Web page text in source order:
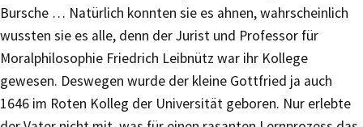
Bursche … Natürlich konnten sie es ahnen, wahrscheinlich
wussten sie es alle, denn der Jurist und Professor für
Moralphilosophie Friedrich Leibnütz war ihr Kollege
gewesen. Deswegen wurde der kleine Gottfried ja auch
1646 im Roten Kolleg der Universität geboren. Nur erlebte